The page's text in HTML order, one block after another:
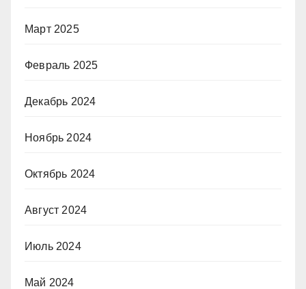
Март 2025
Февраль 2025
Декабрь 2024
Ноябрь 2024
Октябрь 2024
Август 2024
Июль 2024
Май 2024